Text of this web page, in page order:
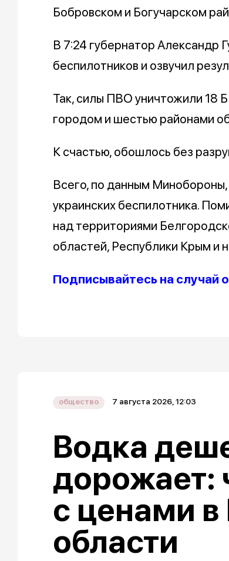
Бобровском и Богучарском
В 7:24 губернатор Александр
беспилотников и озвучил
Так, силы ПВО уничтожили 18
городом и шестью районами
К счастью, обошлось без
Всего, по данным Минобороны,
украинских беспилотника.
над территориями
областей, Республики Крым и
Подписывайтесь на случай
общество 7 августа 2026, 12:03
Водка
дорожает:
с ценами
области